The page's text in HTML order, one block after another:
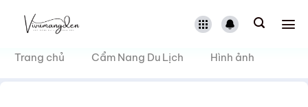
dungTrang chủ Cẩm Nang Du Lịch Hình ảnh